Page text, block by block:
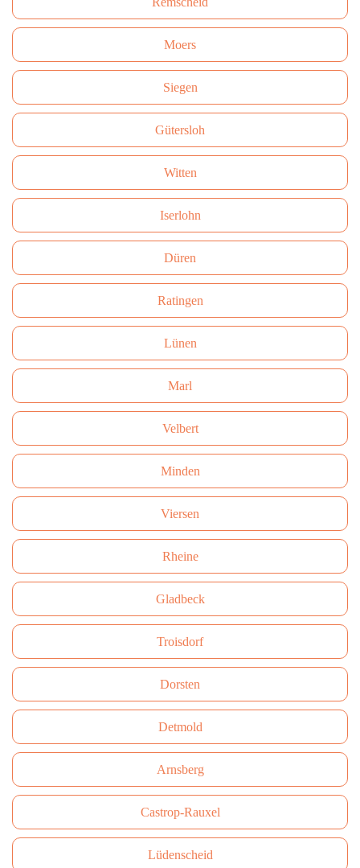
Moers
Siegen
Gütersloh
Witten
Iserlohn
Düren
Ratingen
Lünen
Marl
Velbert
Minden
Viersen
Rheine
Gladbeck
Troisdorf
Dorsten
Detmold
Arnsberg
Castrop-Rauxel
Lüdenscheid